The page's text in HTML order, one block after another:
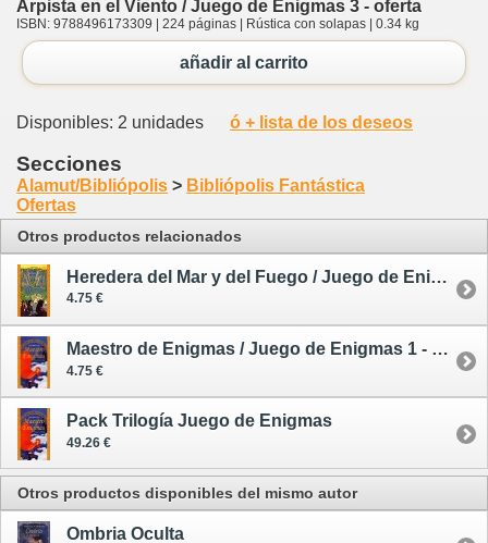
Arpista en el Viento / Juego de Enigmas 3 - oferta
ISBN: 9788496173309 | 224 páginas | Rústica con solapas | 0.34 kg
añadir al carrito
Disponibles: 2 unidades ó + lista de los deseos
Secciones
Alamut/Bibliópolis > Bibliópolis Fantástica
Ofertas
Otros productos relacionados
Heredera del Mar y del Fuego / Juego de Enigmas 2 - oferta - segunda mano
4.75 €
Maestro de Enigmas / Juego de Enigmas 1 - oferta - segunda mano
4.75 €
Pack Trilogía Juego de Enigmas
49.26 €
Otros productos disponibles del mismo autor
Ombria Oculta